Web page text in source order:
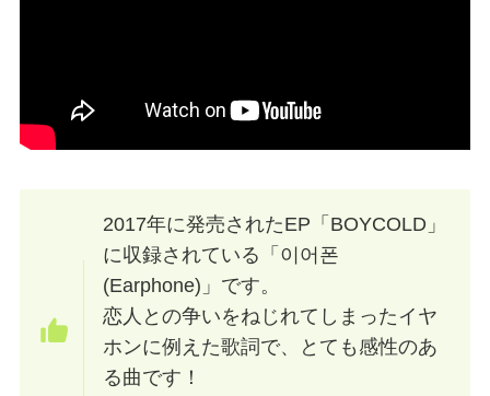
2017年に発売されたEP「BOYCOLD」
に収録されている「이어폰
(Earphone)」です。
恋人との争いをねじれてしまったイヤ
ホンに例えた歌詞で、とても感性のあ
る曲です！